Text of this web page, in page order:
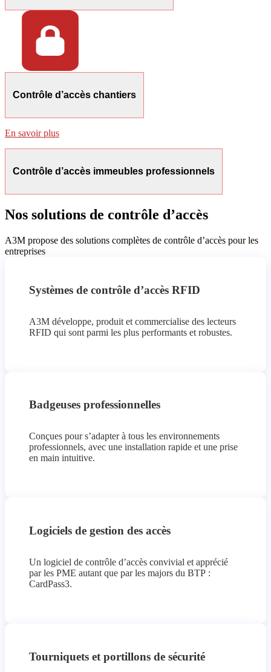
Contrôle d’accès chantiers
En savoir plus
Contrôle d’accès immeubles professionnels
Nos solutions de contrôle d’accès
A3M propose des solutions complètes de contrôle d’accès pour les
entreprises
Systèmes de contrôle d’accès RFID
A3M développe, produit et commercialise des lecteurs
RFID qui sont parmi les plus performants et robustes.
Badgeuses professionnelles
Conçues pour s’adapter à tous les environnements
professionnels, avec une installation rapide et une prise
en main intuitive.
Logiciels de gestion des accès
Un logiciel de contrôle d’accès convivial et apprécié
par les PME autant que par les majors du BTP :
CardPass3.
Tourniquets et portillons de sécurité